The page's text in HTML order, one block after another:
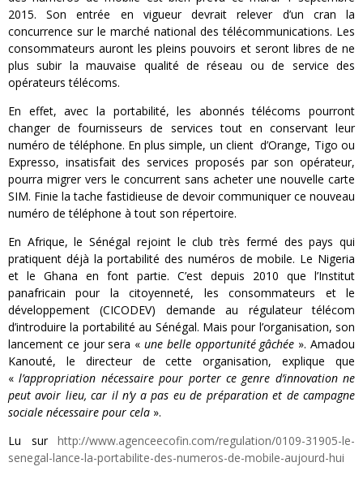
2015. Son entrée en vigueur devrait relever d’un cran la
concurrence sur le marché national des télécommunications. Les
consommateurs auront les pleins pouvoirs et seront libres de ne
plus subir la mauvaise qualité de réseau ou de service des
opérateurs télécoms.
En effet, avec la portabilité, les abonnés télécoms pourront
changer de fournisseurs de services tout en conservant leur
numéro de téléphone. En plus simple, un client d’Orange, Tigo ou
Expresso, insatisfait des services proposés par son opérateur,
pourra migrer vers le concurrent sans acheter une nouvelle carte
SIM. Finie la tache fastidieuse de devoir communiquer ce nouveau
numéro de téléphone à tout son répertoire.
En Afrique, le Sénégal rejoint le club très fermé des pays qui
pratiquent déjà la portabilité des numéros de mobile. Le Nigeria
et le Ghana en font partie. C’est depuis 2010 que l’Institut
panafricain pour la citoyenneté, les consommateurs et le
développement (CICODEV) demande au régulateur télécom
d’introduire la portabilité au Sénégal. Mais pour l’organisation, son
lancement ce jour sera « une belle opportunité gâchée ». Amadou
Kanouté, le directeur de cette organisation, explique que
«l’appropriation nécessaire pour porter ce genre d’innovation ne
peut avoir lieu, car il n’y a pas eu de préparation et de campagne
sociale nécessaire pour cela ».
Lu sur
http://www.agenceecofin.com/regulation/0109-31905-le-
senegal-lance-la-portabilite-des-numeros-de-mobile-aujourd-hui